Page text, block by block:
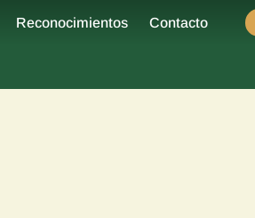
Reconocimientos Contacto